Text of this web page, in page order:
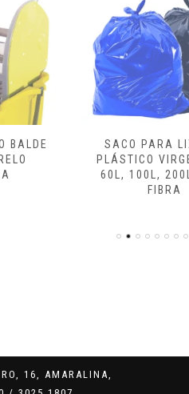
BALDE
SACO PARA
PLÁSTICO
60L, 100L,
FIBRA
16, AMARALINA,